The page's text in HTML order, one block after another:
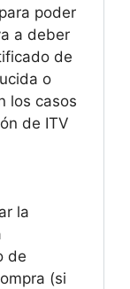
poder
a deber
de
o
los casos
de ITV
la
de
(si